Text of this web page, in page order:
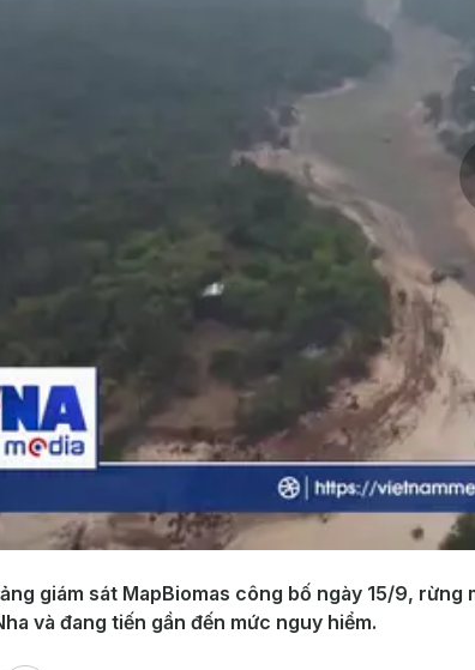
giám sát MapBiomas công bố ngày 15/9,
và đang tiến gần đến mức nguy hiểm.